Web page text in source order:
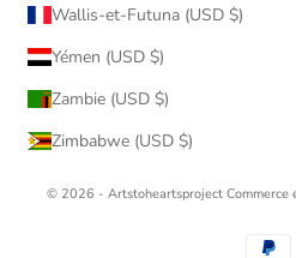
Wallis-et-Futuna (USD $)
Yémen (USD $)
Zambie (USD $)
Zimbabwe (USD $)
© 2026 - Artstoheartsproject Commerce